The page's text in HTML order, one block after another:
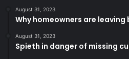
August 31, 2023
Why homeowners are
August 31, 2023
Spieth in danger of missing